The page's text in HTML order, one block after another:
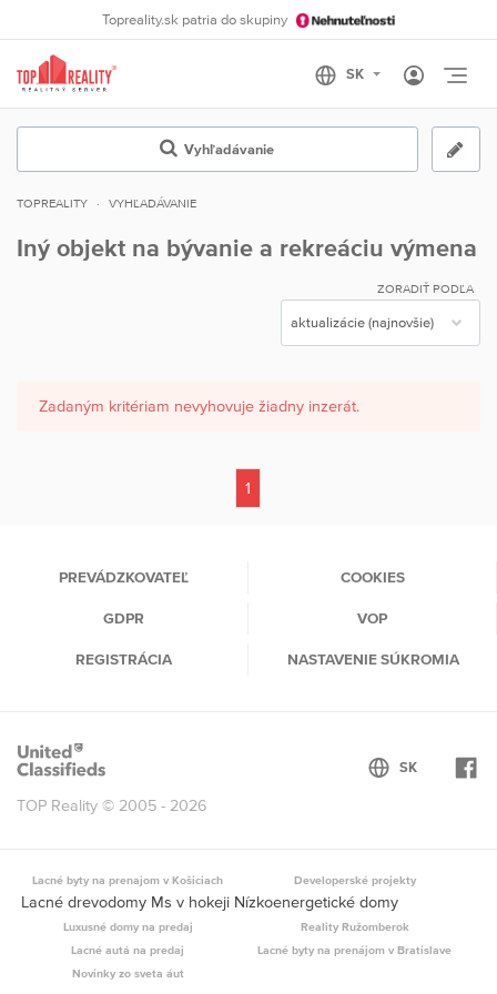
Topreality.sk patria do skupiny
Vyhľadávanie
TOPREALITY VYHĽADÁVANIE
Iný objekt na bývanie a rekreáciu výmena
ZORADIŤ PODĽA
Zadaným kritériam nevyhovuje žiadny inzerát.
1
PREVÁDZKOVATEĽ COOKIES
GDPR VOP
REGISTRÁCIA NASTAVENIE SÚKROMIA
TOP Reality © 2005 - 2026
Lacné byty na prenajom v Košiciach Developerské projekty
Lacné drevodomy Ms v hokeji Nízkoenergetické domy
Luxusné domy na predaj
Reality Ružomberok
Lacné autá na predaj
Lacné byty na prenájom v Bratislave
Novinky zo sveta áut